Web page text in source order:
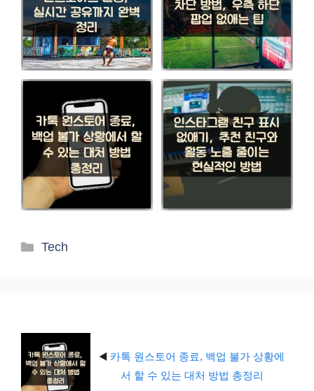
카
Tech
◀️ 카톡 원스토어 종료, 백업 불가 상황에
서 할 수 있는 대처 방법 총정리